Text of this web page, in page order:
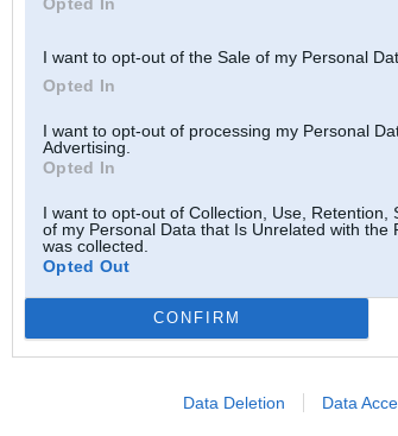
I want to opt-out of the Sale of my Personal
Opted In
I want to opt-out of processing my Personal
Advertising.
Opted In
I want to opt-out of Collection, Use, Retention,
of my Personal Data that Is Unrelated with the
was collected.
Opted Out
CONFIRM
Data Deletion Data
Spied uz bildes, lai redzētu pilnā
Offline
Castor 20. Oct 2009, 16:09